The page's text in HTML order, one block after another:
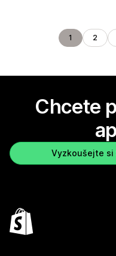
1 2
Chcete
Vyzkoušejte si